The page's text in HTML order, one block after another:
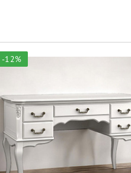
-12%